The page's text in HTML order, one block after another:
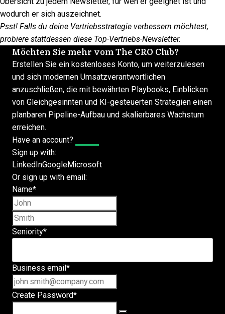
wodurch er sich auszeichnet.
Psst! Falls du deine Vertriebsstrategie verbessern möchtest,
probiere stattdessen diese Top-Vertriebs-Newsletter.
Möchten Sie mehr vom The CRO Club?
Erstellen Sie ein kostenloses Konto, um weiterzulesen
und sich modernen Umsatzverantwortlichen
anzuschließen, die mit bewährten Playbooks, Einblicken
von Gleichgesinnten und KI-gesteuerten Strategien einen
planbaren Pipeline-Aufbau und skalierbares Wachstum
erreichen.
Have an account?
Sign up with:
LinkedInGoogleMicrosoft
Or sign up with email:
Name*
Seniority*
Business email *
Create Password*